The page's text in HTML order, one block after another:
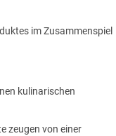
im Zusammenspiel
kulinarischen
zeugen von einer